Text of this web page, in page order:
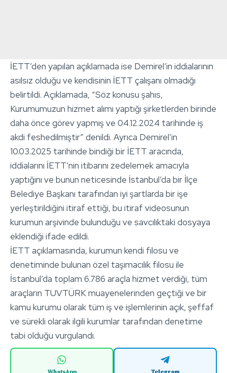
İETT’den yapılan açıklamada ise Demirel’in iddialarının
asılsız olduğu ve kendisinin İETT çalışanı olmadığı
belirtildi. Açıklamada, “Söz konusu şahıs,
Kurumumuzun hizmet alımı yaptığı şirketlerden birinde
daha önce görev yapmış ve 04.12.2024 tarihinde iş
akdi feshedilmiştir” denildi. Ayrıca Demirel’in
10.03.2025 tarihinde bindiği bir İETT aracında,
iddialarını İETT’nin itibarını zedelemek amacıyla
yaptığını ve bunun neticesinde İstanbul’da bir İlçe
Belediye Başkanı tarafından iyi şartlarda bir işe
yerleştirildiğini itiraf ettiği, bu itiraf videosunun
kurumun arşivinde bulunduğu ve savcılıktaki dosyaya
eklendiği ifade edildi.
İETT açıklamasında, kurumun kendi filosu ve
denetiminde bulunan özel taşımacılık filosu ile
İstanbul’da toplam 6.786 araçla hizmet verdiği, tüm
araçların TUVTÜRK muayenelerinden geçtiği ve bir
kamu kurumu olarak tüm iş ve işlemlerinin açık, şeffaf
ve sürekli olarak ilgili kurumlar tarafından denetime
tabi olduğu vurgulandı.